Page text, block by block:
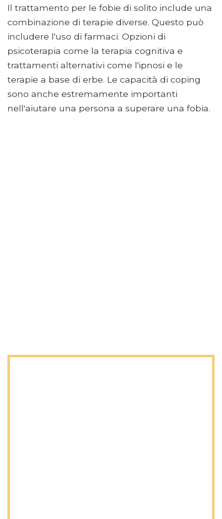
Il trattamento per le fobie di solito include una
combinazione di terapie diverse. Questo può
includere l'uso di farmaci. Opzioni di
psicoterapia come la terapia cognitiva e
trattamenti alternativi come l'ipnosi e le
terapie a base di erbe. Le capacità di coping
sono anche estremamente importanti
nell'aiutare una persona a superare una fobia.